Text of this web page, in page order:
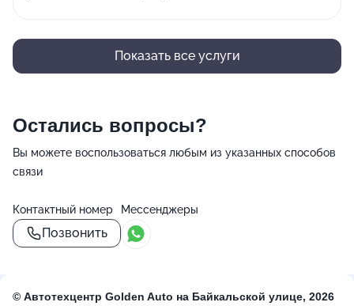
Показать все услуги
Остались вопросы?
Вы можете воспользоваться любым из указанных способов
связи
Контактный номер
Позвонить
Мессенджеры
© Автотехцентр Golden Auto на Байкальской улице, 2026